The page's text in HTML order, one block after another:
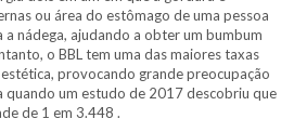
ou área do estômago de uma pessoa
nádega, ajudando a obter um bumbum
o BBL tem uma das maiores taxas
provocando grande preocupação
quando um estudo de 2017 descobriu que
de 1 em 3.448 .